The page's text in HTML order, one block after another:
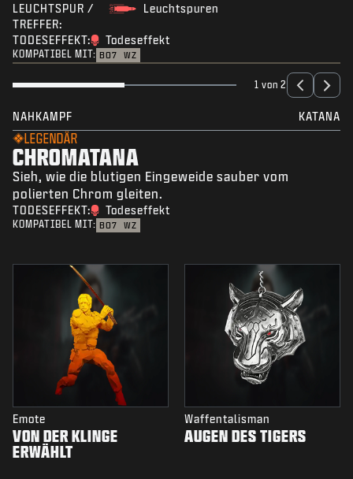
LEUCHTSPUR /
TREFFER:
Leuchtspuren
TODESEFFEKT: Todeseffekt
KOMPATIBEL MIT: BO7 WZ
1 von 2
NAHKAMPF KATANA
LEGENDÄR
CHROMATANA
Sieh, wie die blutigen Eingeweide sauber vom
polierten Chrom gleiten.
TODESEFFEKT: Todeseffekt
KOMPATIBEL MIT: BO7 WZ
Emote
VON DER KLINGE
ERWÄHLT
Waffentalisman
AUGEN DES TIGERS